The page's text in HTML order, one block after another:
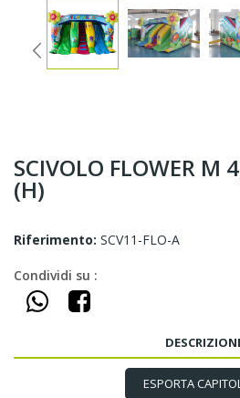
SCIVOLO FLOWER M
(H)
Riferimento: SCV11-FLO-A
Condividi su :
ESPORTA